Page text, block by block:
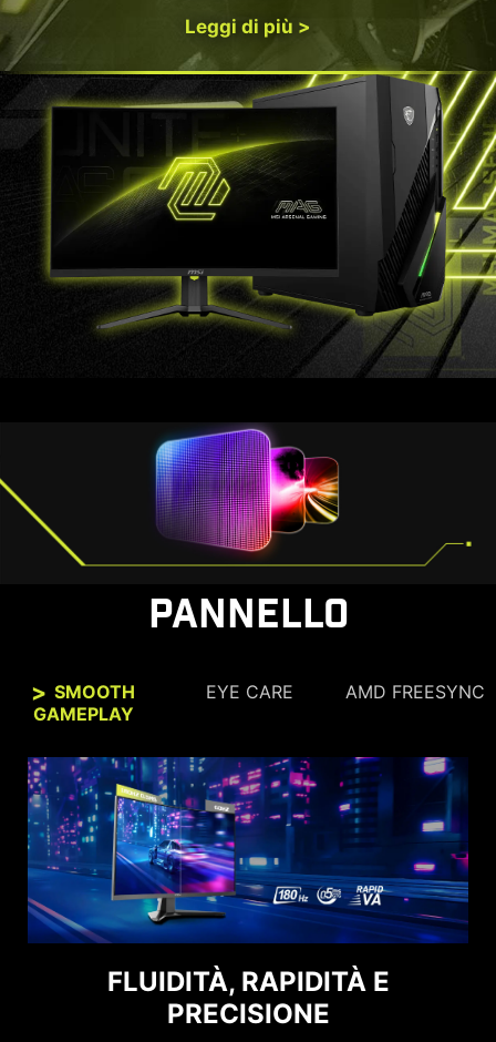
Leggi di più >
PANNELLO
SMOOTH
GAMEPLAY
EYE CARE AMD FREESYNC
FLUIDITÀ, RAPIDITÀ E
PRECISIONE
COMODAMENTE.
Le tecnologie Anti-Flicker e Less Blue Light